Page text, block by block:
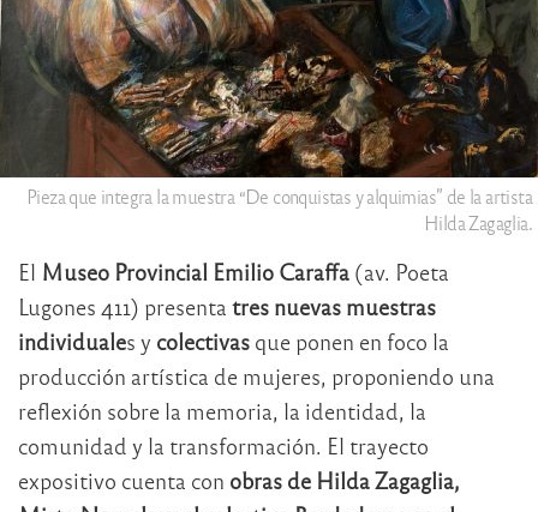
Pieza que integra la muestra “De conquistas y alquimias” de la artista
Hilda Zagaglia.
El Museo Provincial Emilio Caraffa (av. Poeta
Lugones 411) presenta tres nuevas muestras
individuales y colectivas que ponen en foco la
producción artística de mujeres, proponiendo una
reflexión sobre la memoria, la identidad, la
comunidad y la transformación. El trayecto
expositivo cuenta con obras de Hilda Zagaglia,